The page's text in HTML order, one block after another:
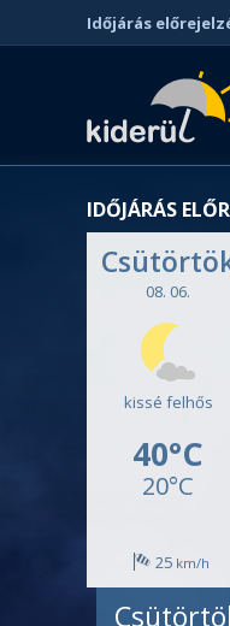
Időjárás
IDŐJÁRÁS
08. 06.
kissé felhős
40°C
20°C
25